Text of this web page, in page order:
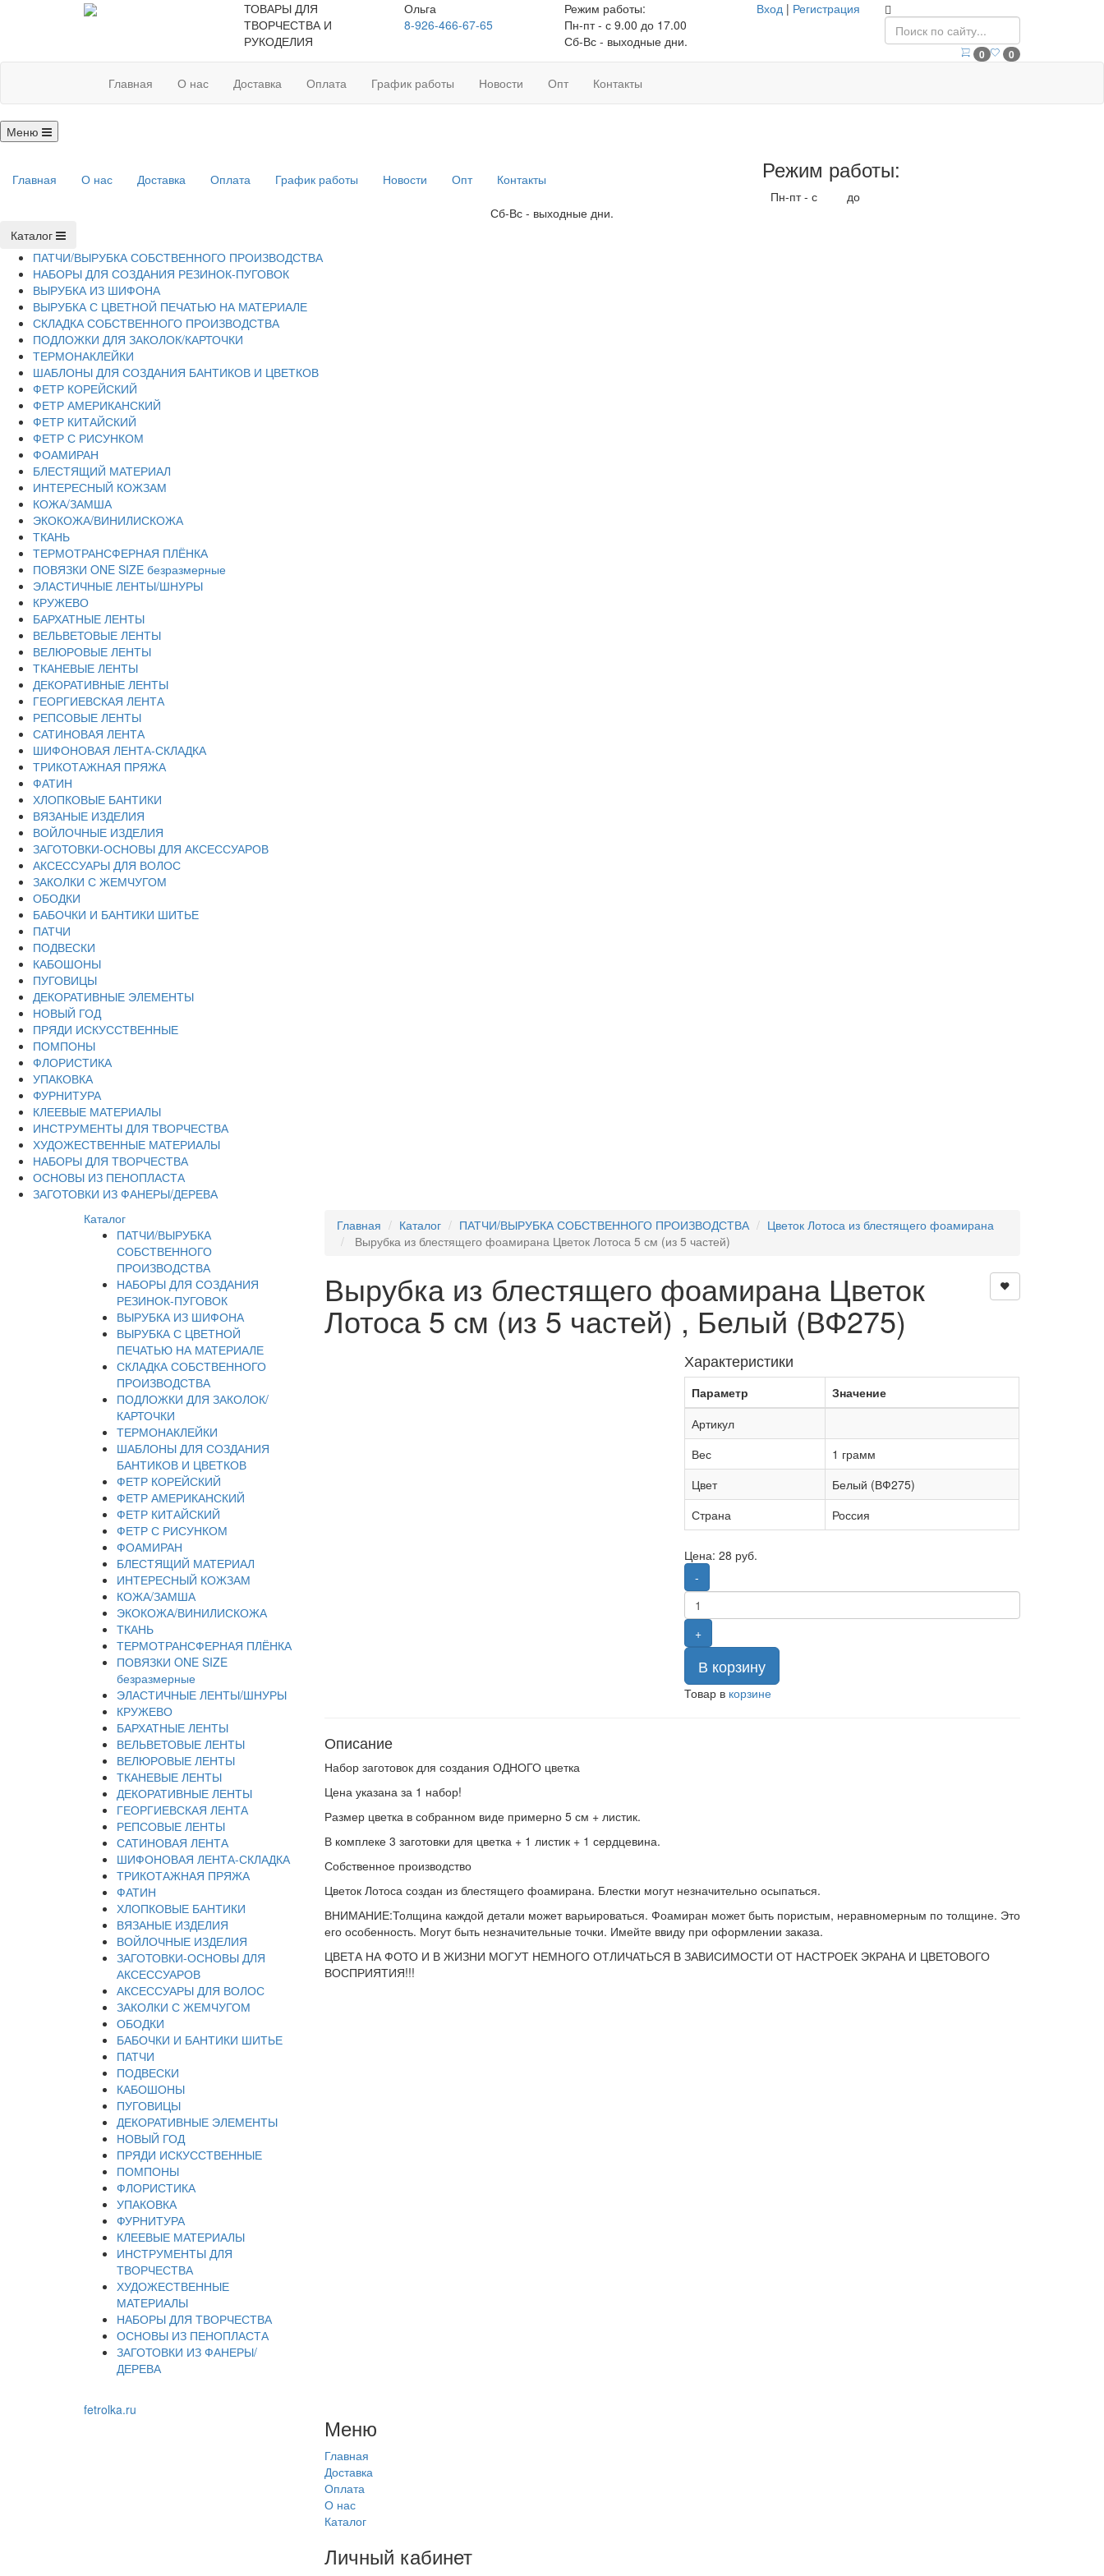
ТОВАРЫ ДЛЯ
ТВОРЧЕСТВА И
РУКОДЕЛИЯ
Ольга
8-926-466-67-65
Режим работы:
Пн-пт - с 9.00 до 17.00
Сб-Вс - выходные дни.
Вход | Регистрация
0
0
Главная О нас Доставка Оплата График работы Новости Опт Контакты
Меню
Главная О нас Доставка Оплата График работы Новости Опт Контакты Режим работы:
Пн-пт - с до
Сб-Вс - выходные дни.
Каталог
ПАТЧИ/ВЫРУБКА СОБСТВЕННОГО ПРОИЗВОДСТВА
НАБОРЫ ДЛЯ СОЗДАНИЯ РЕЗИНОК-ПУГОВОК
ВЫРУБКА ИЗ ШИФОНА
ВЫРУБКА С ЦВЕТНОЙ ПЕЧАТЬЮ НА МАТЕРИАЛЕ
СКЛАДКА СОБСТВЕННОГО ПРОИЗВОДСТВА
ПОДЛОЖКИ ДЛЯ ЗАКОЛОК/КАРТОЧКИ
ТЕРМОНАКЛЕЙКИ
ШАБЛОНЫ ДЛЯ СОЗДАНИЯ БАНТИКОВ И ЦВЕТКОВ
ФЕТР КОРЕЙСКИЙ
ФЕТР АМЕРИКАНСКИЙ
ФЕТР КИТАЙСКИЙ
ФЕТР С РИСУНКОМ
ФОАМИРАН
БЛЕСТЯЩИЙ МАТЕРИАЛ
ИНТЕРЕСНЫЙ КОЖЗАМ
КОЖА/ЗАМША
ЭКОКОЖА/ВИНИЛИСКОЖА
ТКАНЬ
ТЕРМОТРАНСФЕРНАЯ ПЛЁНКА
ПОВЯЗКИ ONE SIZE безразмерные
ЭЛАСТИЧНЫЕ ЛЕНТЫ/ШНУРЫ
КРУЖЕВО
БАРХАТНЫЕ ЛЕНТЫ
ВЕЛЬВЕТОВЫЕ ЛЕНТЫ
ВЕЛЮРОВЫЕ ЛЕНТЫ
ТКАНЕВЫЕ ЛЕНТЫ
ДЕКОРАТИВНЫЕ ЛЕНТЫ
ГЕОРГИЕВСКАЯ ЛЕНТА
РЕПСОВЫЕ ЛЕНТЫ
САТИНОВАЯ ЛЕНТА
ШИФОНОВАЯ ЛЕНТА-СКЛАДКА
ТРИКОТАЖНАЯ ПРЯЖА
ФАТИН
ХЛОПКОВЫЕ БАНТИКИ
ВЯЗАНЫЕ ИЗДЕЛИЯ
ВОЙЛОЧНЫЕ ИЗДЕЛИЯ
ЗАГОТОВКИ-ОСНОВЫ ДЛЯ АКСЕССУАРОВ
АКСЕССУАРЫ ДЛЯ ВОЛОС
ЗАКОЛКИ С ЖЕМЧУГОМ
ОБОДКИ
БАБОЧКИ И БАНТИКИ ШИТЬЕ
ПАТЧИ
ПОДВЕСКИ
КАБОШОНЫ
ПУГОВИЦЫ
ДЕКОРАТИВНЫЕ ЭЛЕМЕНТЫ
НОВЫЙ ГОД
ПРЯДИ ИСКУССТВЕННЫЕ
ПОМПОНЫ
ФЛОРИСТИКА
УПАКОВКА
ФУРНИТУРА
КЛЕЕВЫЕ МАТЕРИАЛЫ
ИНСТРУМЕНТЫ ДЛЯ ТВОРЧЕСТВА
ХУДОЖЕСТВЕННЫЕ МАТЕРИАЛЫ
НАБОРЫ ДЛЯ ТВОРЧЕСТВА
ОСНОВЫ ИЗ ПЕНОПЛАСТА
ЗАГОТОВКИ ИЗ ФАНЕРЫ/ДЕРЕВА
Каталог
ПАТЧИ/ВЫРУБКА
СОБСТВЕННОГО
ПРОИЗВОДСТВА
НАБОРЫ ДЛЯ СОЗДАНИЯ
РЕЗИНОК-ПУГОВОК
ВЫРУБКА ИЗ ШИФОНА
ВЫРУБКА С ЦВЕТНОЙ
ПЕЧАТЬЮ НА МАТЕРИАЛЕ
СКЛАДКА СОБСТВЕННОГО
ПРОИЗВОДСТВА
ПОДЛОЖКИ ДЛЯ ЗАКОЛОК/
КАРТОЧКИ
ТЕРМОНАКЛЕЙКИ
ШАБЛОНЫ ДЛЯ СОЗДАНИЯ
БАНТИКОВ И ЦВЕТКОВ
ФЕТР КОРЕЙСКИЙ
ФЕТР АМЕРИКАНСКИЙ
ФЕТР КИТАЙСКИЙ
ФЕТР С РИСУНКОМ
ФОАМИРАН
БЛЕСТЯЩИЙ МАТЕРИАЛ
ИНТЕРЕСНЫЙ КОЖЗАМ
КОЖА/ЗАМША
ЭКОКОЖА/ВИНИЛИСКОЖА
ТКАНЬ
ТЕРМОТРАНСФЕРНАЯ ПЛЁНКА
ПОВЯЗКИ ONE SIZE
безразмерные
ЭЛАСТИЧНЫЕ ЛЕНТЫ/ШНУРЫ
КРУЖЕВО
БАРХАТНЫЕ ЛЕНТЫ
ВЕЛЬВЕТОВЫЕ ЛЕНТЫ
ВЕЛЮРОВЫЕ ЛЕНТЫ
ТКАНЕВЫЕ ЛЕНТЫ
ДЕКОРАТИВНЫЕ ЛЕНТЫ
ГЕОРГИЕВСКАЯ ЛЕНТА
РЕПСОВЫЕ ЛЕНТЫ
САТИНОВАЯ ЛЕНТА
ШИФОНОВАЯ ЛЕНТА-СКЛАДКА
ТРИКОТАЖНАЯ ПРЯЖА
ФАТИН
ХЛОПКОВЫЕ БАНТИКИ
ВЯЗАНЫЕ ИЗДЕЛИЯ
ВОЙЛОЧНЫЕ ИЗДЕЛИЯ
ЗАГОТОВКИ-ОСНОВЫ ДЛЯ
АКСЕССУАРОВ
АКСЕССУАРЫ ДЛЯ ВОЛОС
ЗАКОЛКИ С ЖЕМЧУГОМ
ОБОДКИ
БАБОЧКИ И БАНТИКИ ШИТЬЕ
ПАТЧИ
ПОДВЕСКИ
КАБОШОНЫ
ПУГОВИЦЫ
ДЕКОРАТИВНЫЕ ЭЛЕМЕНТЫ
НОВЫЙ ГОД
ПРЯДИ ИСКУССТВЕННЫЕ
ПОМПОНЫ
ФЛОРИСТИКА
УПАКОВКА
ФУРНИТУРА
КЛЕЕВЫЕ МАТЕРИАЛЫ
ИНСТРУМЕНТЫ ДЛЯ
ТВОРЧЕСТВА
ХУДОЖЕСТВЕННЫЕ
МАТЕРИАЛЫ
НАБОРЫ ДЛЯ ТВОРЧЕСТВА
ОСНОВЫ ИЗ ПЕНОПЛАСТА
ЗАГОТОВКИ ИЗ ФАНЕРЫ/
ДЕРЕВА
Главная Каталог ПАТЧИ/ВЫРУБКА СОБСТВЕННОГО ПРОИЗВОДСТВА
Цветок Лотоса из блестящего фоамирана
Вырубка из блестящего фоамирана Цветок Лотоса 5 см (из 5 частей)
Вырубка из блестящего фоамирана Цветок
Лотоса 5 см (из 5 частей) , Белый (ВФ275)
Характеристики
Параметр
Значение
Артикул
Вес
1 грамм
Цвет
Белый (ВФ275)
Страна
Россия
Цена:28 руб.
-
+
В корзину
Товар в корзине
Описание
Набор заготовок для создания ОДНОГО цветка
Цена указана за 1 набор!
Размер цветка в собранном виде примерно 5 см + листик.
В комплеке 3 заготовки для цветка + 1 листик + 1 сердцевина.
Собственное производство
Цветок Лотоса создан из блестящего фоамирана. Блестки могут незначительно осыпаться.
ВНИМАНИЕ:Толщина каждой детали может варьироваться. Фоамиран может быть пористым, неравномерным по толщине. Это
его особенность. Могут быть незначительные точки. Имейте ввиду при оформлении заказа.
ЦВЕТА НА ФОТО И В ЖИЗНИ МОГУТ НЕМНОГО ОТЛИЧАТЬСЯ В ЗАВИСИМОСТИ ОТ НАСТРОЕК ЭКРАНА И ЦВЕТОВОГО
ВОСПРИЯТИЯ!!!
fetrolka.ru
Меню
Главная
Доставка
Оплата
О нас
Каталог
Личный кабинет